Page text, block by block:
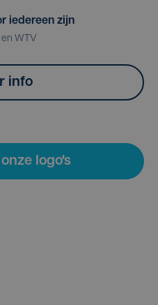
iedereen zijn
WTV
info
logo's